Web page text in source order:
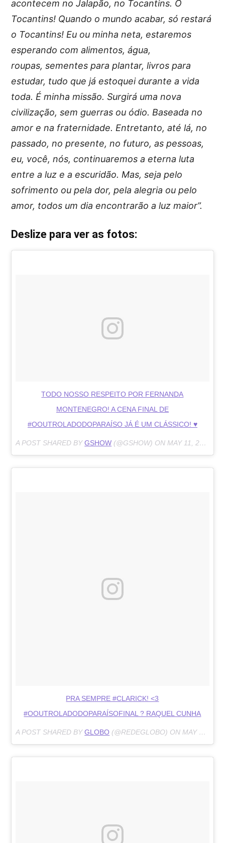
acontecem no Jalapão, no Tocantins. O
Tocantins! Quando o mundo acabar, só restará
o Tocantins! Eu ou minha neta, estaremos
esperando com alimentos, água,
roupas, sementes para plantar, livros para
estudar, tudo que já estoquei durante a vida
toda. É minha missão. Surgirá uma nova
civilização, sem guerras ou ódio. Baseada no
amor e na fraternidade. Entretanto, até lá, no
passado, no presente, no futuro, as pessoas,
eu, você, nós, continuaremos a eterna luta
entre a luz e a escuridão. Mas, seja pelo
sofrimento ou pela dor, pela alegria ou pelo
amor, todos um dia encontrarão a luz maior”.
Deslize para ver as fotos:
TODO NOSSO RESPEITO POR FERNANDA
MONTENEGRO! A CENA FINAL DE
#OOUTROLADODOPARAÍSO JÁ É UM CLÁSSICO! ♥
A POST SHARED BYGSHOW (@GSHOW) ONMAY 11, 2018 AT 7:51PM PDT
PRA SEMPRE #CLARICK! <3
#OOUTROLADODOPARAÍSOFINAL ? RAQUEL CUNHA
A POST SHARED BYGLOBO (@REDEGLOBO) ON MAY 11, 2018 AT 7:26PM PDT